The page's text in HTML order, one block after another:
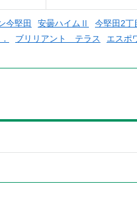
今堅田 安曇ハイムⅡ
今堅田2丁
ブリリアント テラス
エスポ